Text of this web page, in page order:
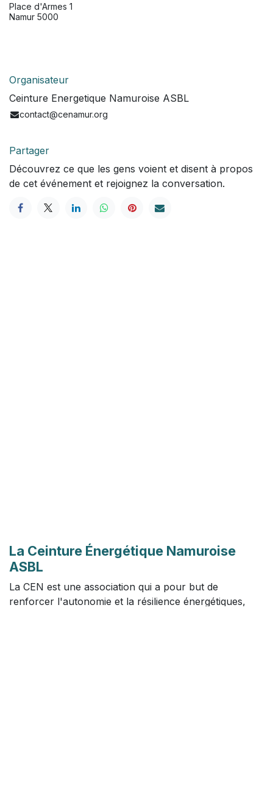
Place d'Armes 1
Namur 5000
Organisateur
Ceinture Energetique Namuroise ASBL
contact@cenamur.org
Partager
Découvrez ce que les gens voient et disent à propos
de cet événement et rejoignez la conversation.
La Ceinture Énergétique Namuroise
ASBL
La CEN est une association qui a pour but de
renforcer l'autonomie et la résilience énergétiques,